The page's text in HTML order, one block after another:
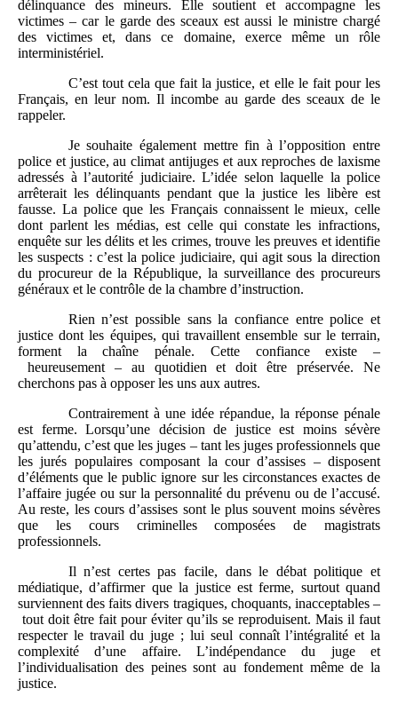
délinquance des mineurs. Elle soutient et accompagne les
victimes – car le garde des sceaux est aussi le ministre chargé
des victimes et, dans ce domaine, exerce même un rôle
interministériel.
C’est tout cela que fait la justice, et elle le fait pour les
Français, en leur nom. Il incombe au garde des sceaux de le
rappeler.
Je souhaite également mettre fin à l’opposition entre
police et justice, au climat antijuges et aux reproches de laxisme
adressés à l’autorité judiciaire. L’idée selon laquelle la police
arrêterait les délinquants pendant que la justice les libère est
fausse. La police que les Français connaissent le mieux, celle
dont parlent les médias, est celle qui constate les infractions,
enquête sur les délits et les crimes, trouve les preuves et identifie
les suspects : c’est la police judiciaire, qui agit sous la direction
du procureur de la République, la surveillance des procureurs
généraux et le contrôle de la chambre d’instruction.
Rien n’est possible sans la confiance entre police et
justice dont les équipes, qui travaillent ensemble sur le terrain,
forment la chaîne pénale. Cette confiance existe –
heureusement – au quotidien et doit être préservée. Ne
cherchons pas à opposer les uns aux autres.
Contrairement à une idée répandue, la réponse pénale
est ferme. Lorsqu’une décision de justice est moins sévère
qu’attendu, c’est que les juges – tant les juges professionnels que
les jurés populaires composant la cour d’assises – disposent
d’éléments que le public ignore sur les circonstances exactes de
l’affaire jugée ou sur la personnalité du prévenu ou de l’accusé.
Au reste, les cours d’assises sont le plus souvent moins sévères
que les cours criminelles composées de magistrats
professionnels.
Il n’est certes pas facile, dans le débat politique et
médiatique, d’affirmer que la justice est ferme, surtout quand
surviennent des faits divers tragiques, choquants, inacceptables –
tout doit être fait pour éviter qu’ils se reproduisent. Mais il faut
respecter le travail du juge ; lui seul connaît l’intégralité et la
complexité d’une affaire. L’indépendance du juge et
l’individualisation des peines sont au fondement même de la
justice.